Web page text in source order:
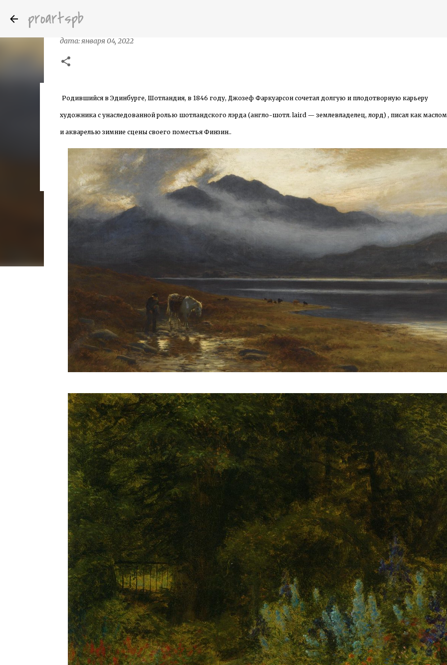
proartspb
Бумажные скульптуры канадского художника Келвина Николса (Calvin Nicholls)
дата:октября 14, 2022
дата:января 04, 2022
Родившийся в Эдинбурге, Шотландия, в 1846 году, Джозеф Фаркуарсон сочетал долгую и плодотворную карьеру
художника с унаследованной ролью шотландского лэрда (англо-шотл. laird — землевладелец, лорд) , писал как
и акварелью зимние сцены своего поместья Финзин..